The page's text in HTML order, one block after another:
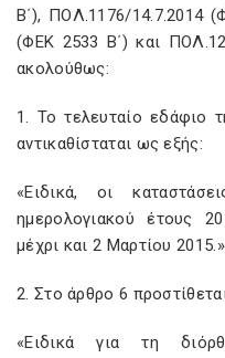
Β΄), ΠΟΛ.1176/14.7.2014
(ΦΕΚ 2533 Β΄) και
ακολούθως:
1. Το τελευταίο εδάφιο
αντικαθίσταται ως εξής:
«Ειδικά, οι
ημερολογιακού έτους
μέχρι και 2 Μαρτίου 2015.»
2. Στο άρθρο 6
«Ειδικά για τη